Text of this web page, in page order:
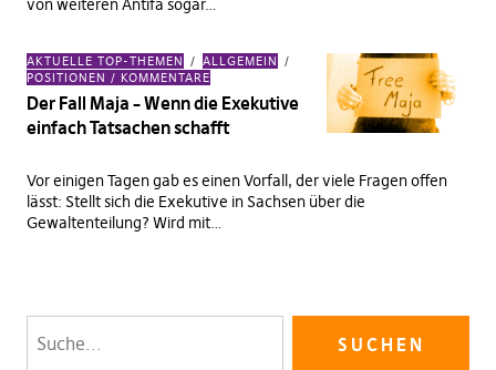
von weiteren Antifa sogar…
AKTUELLE TOP-THEMEN
ALLGEMEIN
POSITIONEN / KOMMENTARE
Der Fall Maja – Wenn die Exekutive
einfach Tatsachen schafft
Vor einigen Tagen gab es einen Vorfall, der viele Fragen offen
lässt: Stellt sich die Exekutive in Sachsen über die
Gewaltenteilung? Wird mit…